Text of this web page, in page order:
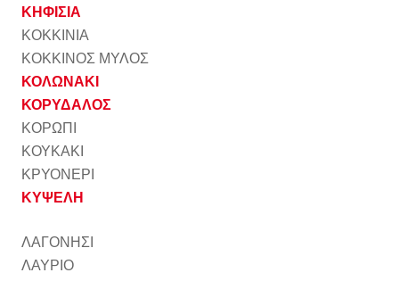
ΚΗΦΙΣΙΑ
ΚΟΚΚΙΝΙΑ
ΚΟΚΚΙΝΟΣ ΜΥΛΟΣ
ΚΟΛΩΝΑΚΙ
ΚΟΡΥΔΑΛΟΣ
ΚΟΡΩΠΙ
ΚΟΥΚΑΚΙ
ΚΡΥΟΝΕΡΙ
ΚΥΨΕΛΗ
ΛΑΓΟΝΗΣΙ
ΛΑΥΡΙΟ